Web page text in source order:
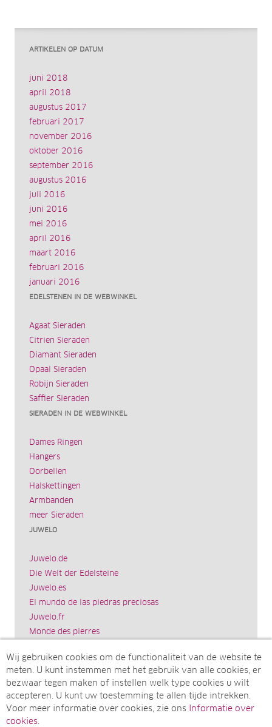
ARTIKELEN OP DATUM
juni 2018
april 2018
augustus 2017
februari 2017
november 2016
oktober 2016
september 2016
augustus 2016
juli 2016
juni 2016
mei 2016
april 2016
maart 2016
februari 2016
januari 2016
EDELSTENEN IN DE WEBWINKEL
Agaat Sieraden
Citrien Sieraden
Diamant Sieraden
Opaal Sieraden
Robijn Sieraden
Saffier Sieraden
SIERADEN IN DE WEBWINKEL
Dames Ringen
Hangers
Oorbellen
Halskettingen
Armbanden
meer Sieraden
JUWELO
Juwelo.de
Die Welt der Edelsteine
Juwelo.es
El mundo de las piedras preciosas
Juwelo.fr
Monde des pierres
Il mondo delle gemme
Rocks & Co.
World of Gemstones
Ädelstenarnas Värld
Juwelo.com
Wij gebruiken cookies om de functionaliteit van de website te
meten. U kunt instemmen met het gebruik van alle cookies, er
bezwaar tegen maken of instellen welk type cookies u wilt
accepteren. U kunt uw toestemming te allen tijde intrekken.
Voor meer informatie over cookies, zie ons
Informatie over
cookies.